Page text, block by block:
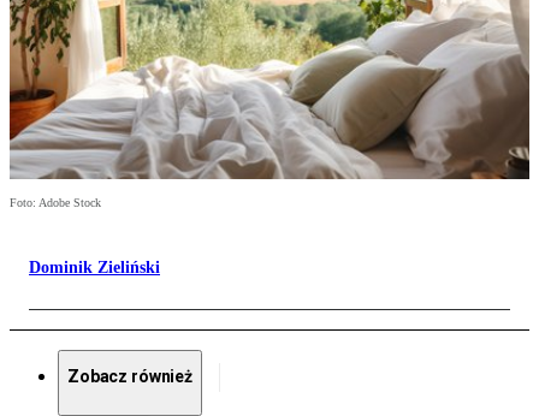
Foto: Adobe Stock
Dominik Zieliński
Zobacz również